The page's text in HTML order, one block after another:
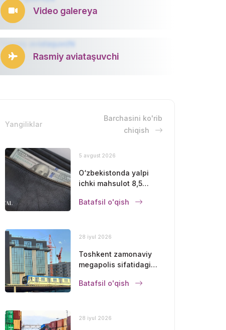
Video galereya
Rasmiy aviataşuvchi
Yangiliklar
Barchasini ko'rib
chiqish
5 avgust 2026
O‘zbekistonda yalpi
ichki mahsulot 8,5
Batafsil o'qish
28 iyul 2026
Toshkent zamonaviy
megapolis sifatidagi
mustahkamlamoqda
Batafsil o'qish
28 iyul 2026